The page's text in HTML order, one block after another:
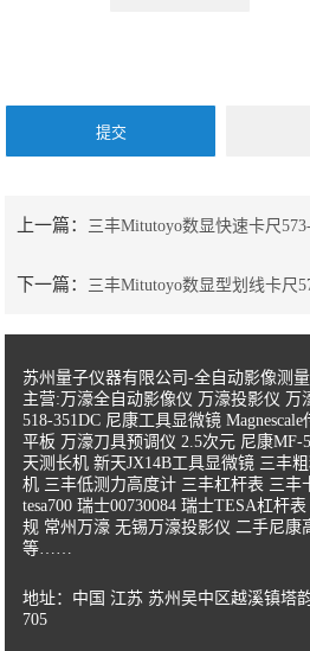
上一篇： 三丰Mitutoyo数显快速卡尺
下一篇： 三丰Mitutoyo数显型划线卡尺
苏州量子仪器有限公司-全自动影像测
主营:万濠全自动影像仪 万濠投影仪 万
518-351DC 尼康工具显微镜
平板 万濠刀具预调仪 2.5次元 尼康MF-
天测长机 新天JX14B工具显微镜 三丰
机 三丰低测力高度计 三丰杠杆表 三丰
tesa700 瑞士00730084 瑞士TESA杠杆
规 常州万濠 无锡万濠投影仪 二手尼康
等……
地址：中国 江苏 苏州吴中区越溪镇塔
705